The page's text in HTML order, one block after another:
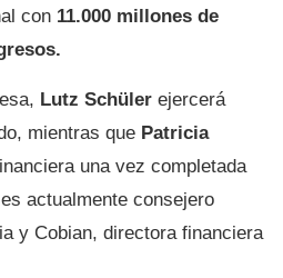
con 11.000 millones de
Lutz Schüler ejercerá
mientras que Patricia
una vez completada
actualmente consejero
y Cobian, directora financiera